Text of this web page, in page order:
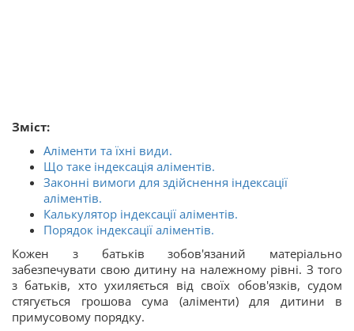
Зміст:
Аліменти та їхні види.
Що таке індексація аліментів.
Законні вимоги для здійснення індексації
аліментів.
Калькулятор індексації аліментів.
Порядок індексації аліментів.
Кожен з батьків зобов'язаний матеріально
забезпечувати свою дитину на належному рівні. З того
з батьків, хто ухиляється від своїх обов'язків, судом
стягується грошова сума (аліменти) для дитини в
примусовому порядку.